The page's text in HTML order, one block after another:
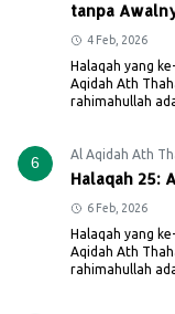
tanpa
4 Feb, 2026
Halaqah yang
Aqidah Ath
rahimahullah
6 Al Aqidah Ath
Halaqah 25:
6 Feb, 2026
Halaqah yang
Aqidah Ath
rahimahullah